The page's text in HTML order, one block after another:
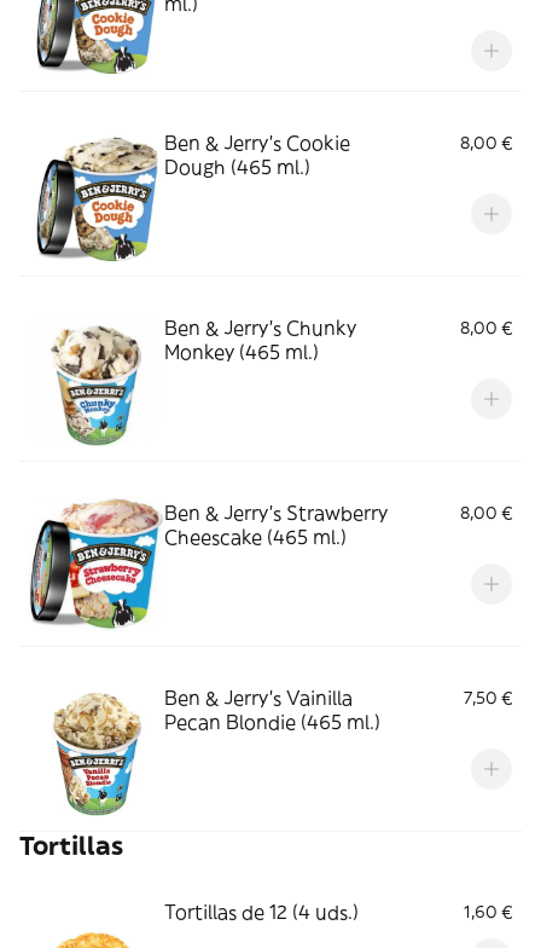
Ben & Jerry's Cookie
Dough (465 ml.)
8,00 €
Ben & Jerry's Chunky
Monkey (465 ml.)
8,00 €
Ben & Jerry's Strawberry
Cheescake (465 ml.)
8,00 €
Ben & Jerry's Vainilla
Pecan Blondie (465 ml.)
7,50 €
Tortillas
Tortillas de 12 (4 uds.) 1,60 €